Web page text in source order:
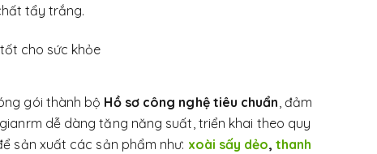
tẩy trắng.
cho sức khỏe
gói thành bộ Hồ sơ công nghệ tiêu chuẩn , đảm
dễ dàng tăng năng suất, triển khai theo quy
sản xuất các sản phẩm như: xoài sấy dẻo, thanh